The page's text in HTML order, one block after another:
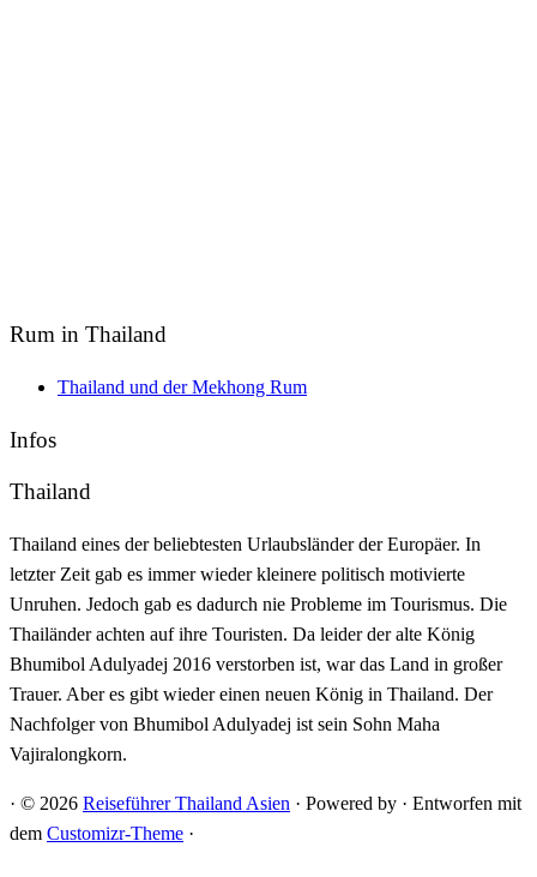
Rum in Thailand
Thailand und der Mekhong Rum
Infos
Thailand
Thailand eines der beliebtesten Urlaubsländer der Europäer. In
letzter Zeit gab es immer wieder kleinere politisch motivierte
Unruhen. Jedoch gab es dadurch nie Probleme im Tourismus. Die
Thailänder achten auf ihre Touristen. Da leider der alte König
Bhumibol Adulyadej 2016 verstorben ist, war das Land in großer
Trauer. Aber es gibt wieder einen neuen König in Thailand. Der
Nachfolger von Bhumibol Adulyadej ist sein Sohn Maha
Vajiralongkorn.
· © 2026 Reiseführer Thailand Asien · Powered by · Entworfen mit
dem Customizr-Theme ·